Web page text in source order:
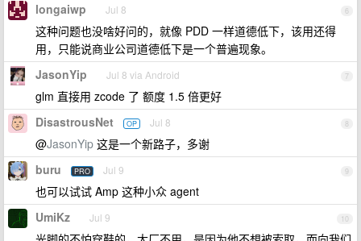
6
longaiwp Jul 8
这种问题也没啥好问的，就像 PDD 一样道德低下，该用还得
用，只能说商业公司道德低下是一个普遍现象。
7
JasonYip Jul 8 via Android
glm 直接用 zcode 了 额度 1.5 倍更好
8
DisastrousNet OP Jul 8
@JasonYip 这是一个新路子，多谢
9
buru PRO Jul 9
也可以试试 Amp 这种小众 agent
10
UmiKz Jul 9